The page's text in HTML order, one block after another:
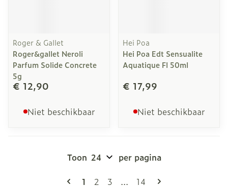
Roger & Gallet
Roger&gallet Neroli
Parfum Solide Concrete
5g
€ 12,90
Niet beschikbaar
Hei Poa
Hei Poa Edt Sensualite
Aquatique Fl 50ml
€ 17,99
Niet beschikbaar
Pagina's
U lees momenteel pagina
1 Pagina
2 Pagina
3 ... Pagina
14
Toon per pagina